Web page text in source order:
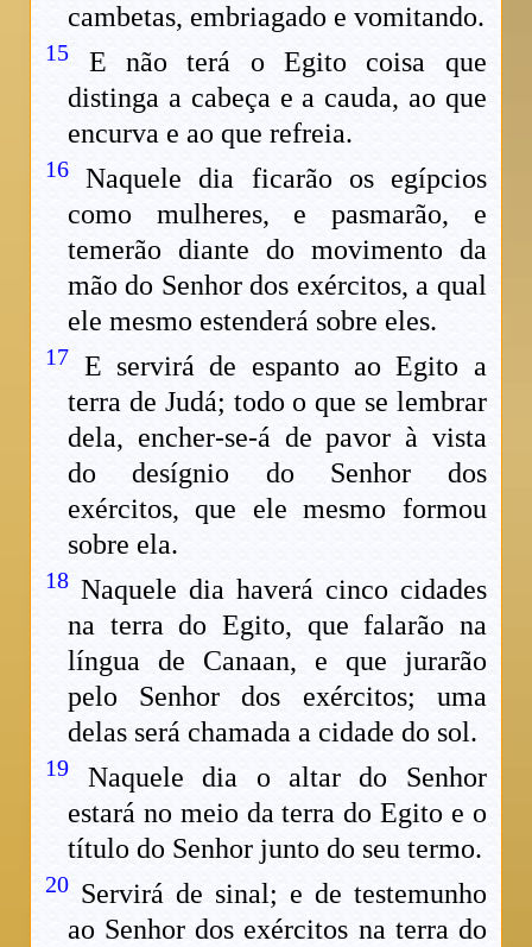
cambetas, embriagado e vomitando.
15
E não terá o Egito coisa que
distinga a cabeça e a cauda, ao que
encurva e ao que refreia.
16
Naquele dia ficarão os egípcios
como mulheres, e pasmarão, e
temerão diante do movimento da
mão do Senhor dos exércitos, a qual
ele mesmo estenderá sobre eles.
17 E servirá de espanto ao Egito a
terra de Judá; todo o que se lembrar
dela, encher-se-á de pavor à vista
do desígnio do Senhor dos
exércitos, que ele mesmo formou
sobre ela.
18 Naquele dia haverá cinco cidades
na terra do Egito, que falarão na
língua de Canaan, e que jurarão
pelo Senhor dos exércitos; uma
delas será chamada a cidade do sol.
19
Naquele dia o altar do Senhor
estará no meio da terra do Egito e o
título do Senhor junto do seu termo.
20 Servirá de sinal; e de testemunho
ao Senhor dos exércitos na terra do